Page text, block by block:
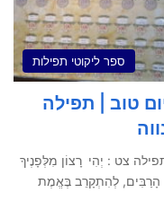
ספר ליקוטי תפילות
טוב | תפילה
צט : יְהִי רָצוֹן מִלְּפָנֶיךָ
הָרַבִּים, לְהִתְקָרֵב בֶּאֱמֶת